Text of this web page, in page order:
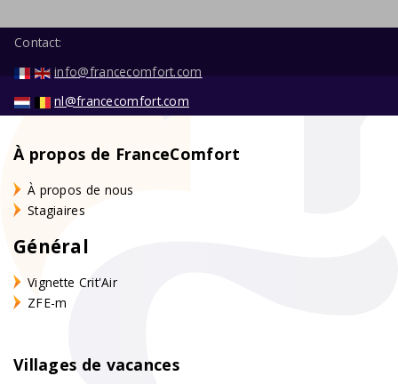
Contact:
info@francecomfort.com
nl@francecomfort.com
À propos de FranceComfort
À propos de nous
Stagiaires
Général
Vignette Crit'Air
ZFE-m
Villages de vacances